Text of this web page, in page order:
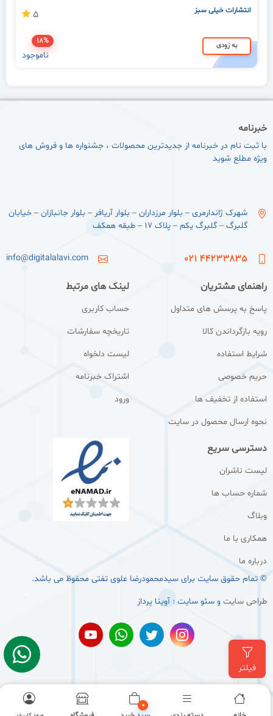
0
فیلتر
انتشارات خیلی سبز 5
به زودی 18%
ناموجود
خبرنامه
با ثبت نام در خبرنامه از جدیدترین محصولات ، جشنواره ها و فروش های
ویژه مطلع شوید
شهرک ژاندارمری – بلوار مرزداران – بلوار آریافر – بلوار جانبازان – خیابان
گلبرگ – گلبرگ یکم – پلاک ۱۷ – طبقه همکف
44233835 021
info@digitalalavi.com
راهنمای مشتریان
پاسخ به پرسش های متداول
رویه بازگرداندن کالا
شرایط استفاده
حریم خصوصی
استفاده از تخفیف ها
نحوه ارسال محصول در سایت
لینک های مرتبط
حساب کاربری
تاریخچه سفارشات
لیست دلخواه
اشتراک خبرنامه
ورود
دسترسی سریع
لیست ناشران
شماره حساب ها
وبلاگ
همکاری با ما
درباره ما
© تمام حقوق سایت برای سيدمحمودرضا علوی تفتی محفوظ می باشد.
طراحی سایتو سئو سایت : آوینا پرداز